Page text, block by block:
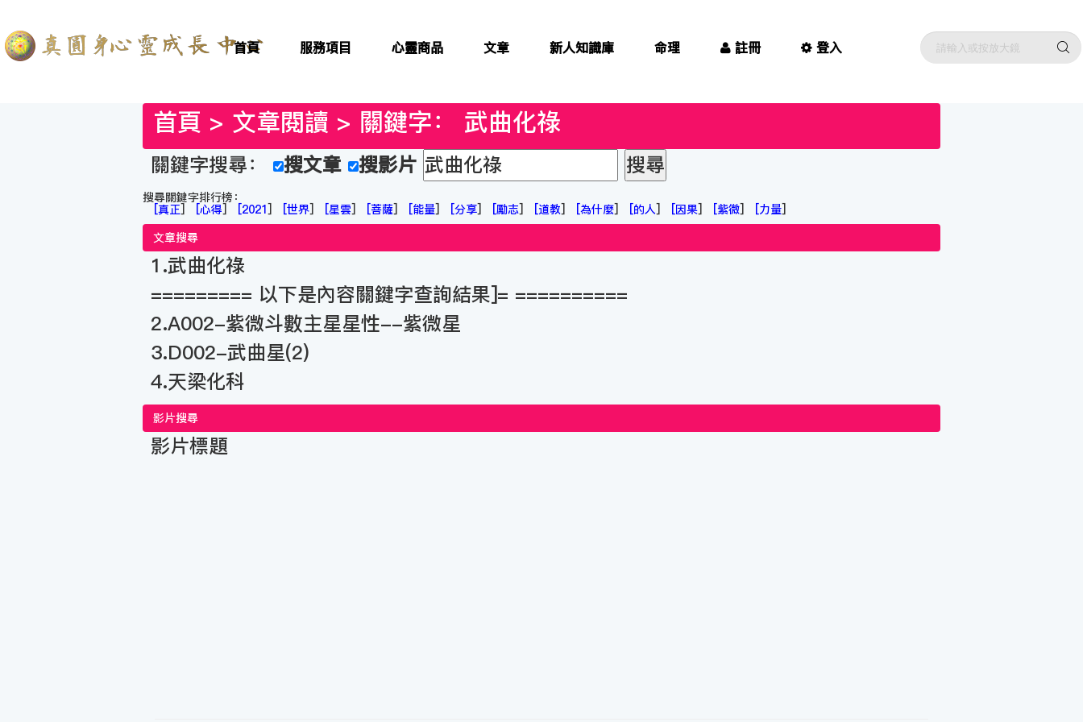
首頁 服務項目 心靈商品 文章 新人知識庫 命理 註冊 登入
首頁 > 文章閱讀 > 關鍵字： 武曲化祿
關鍵字搜尋： 搜文章 搜影片
搜尋關鍵字排行榜：
[真正] [心得] [2021] [世界] [星雲] [菩薩] [能量] [分享] [勵志] [道教] [為什麼] [的人] [因果] [紫微] [力量]
文章搜尋
1.武曲化祿
========= 以下是內容關鍵字查詢結果]= ==========
2.A002-紫微斗數主星星性--紫微星
3.D002-武曲星(2)
4.天梁化科
影片搜尋
影片標題